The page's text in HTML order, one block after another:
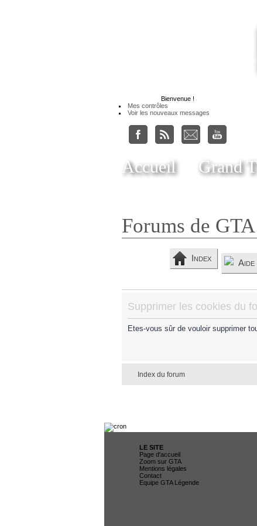
Bienvenue !
Mes contrôles
Voir les nouveaux messages
Accueil Grand
Forums de
Index Aide
Supprimer les cookies du
Etes-vous sûr de vouloir supprimer
Index du forum
LE SITE
Page d'accueil
Zoom sur GTA
Mentions légales
Contact
Equipe GTA Légende